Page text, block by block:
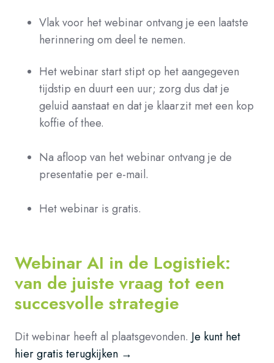
Vlak voor het webinar ontvang je een laatste
herinnering om deel te nemen.
Het webinar start stipt op het aangegeven
tijdstip en duurt een uur; zorg dus dat je
geluid aanstaat en dat je klaarzit met een kop
koffie of thee.
Na afloop van het webinar ontvang je de
presentatie per e-mail.
Het webinar is gratis.
WebinarAI in de Logistiek:
van de juiste vraag tot een
succesvolle strategie
Dit webinar heeft al plaatsgevonden. Je kunt het
hier gratis terugkijken →